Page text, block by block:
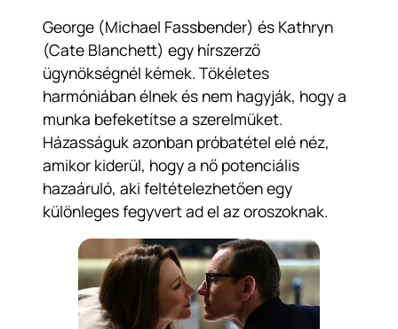
George (Michael Fassbender) és Kathryn
(Cate Blanchett) egy hírszerző
ügynökségnél kémek. Tökéletes
harmóniában élnek és nem hagyják, hogy a
munka befeketítse a szerelmüket.
Házasságuk azonban próbatétel elé néz,
amikor kiderül, hogy a nő potenciális
hazaáruló, aki feltételezhetően egy
különleges fegyvert ad el az oroszoknak.